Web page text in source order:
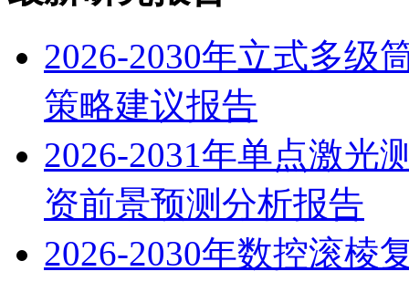
2026-2030年立式多级
策略建议报告
2026-2031年单点激光
资前景预测分析报告
2026-2030年数控滚棱